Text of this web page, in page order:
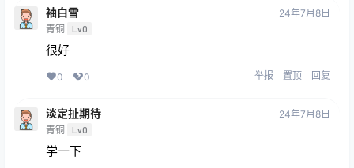
袖白雪
青铜 Lv0
24年7月8日
很好
0 0 举报 置顶 回复
淡定扯期待
青铜 Lv0
24年7月8日
学一下